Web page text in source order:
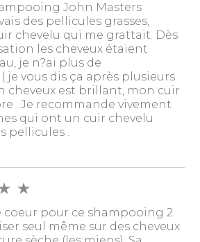
John Masters
des pellicules grasses,
chevelu qui me grattait. Dès
les cheveux étaient
je n?ai plus de
je vous dis ça après plusieurs
cheveux est brillant, mon cuir
. Je recommande vivement
qui ont un cuir chevelu
pellicules .
coeur pour ce shampooing 2
seul même sur des cheveux